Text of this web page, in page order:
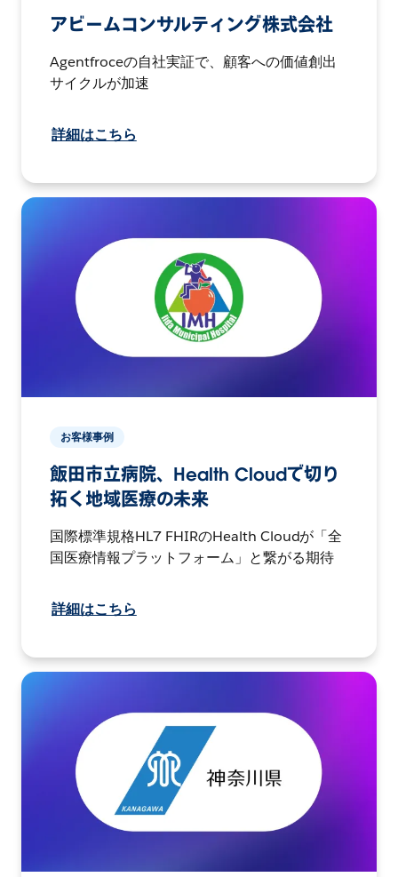
アビームコンサルティング株式会社
Agentfroceの自社実証で、顧客への価値創出
サイクルが加速
詳細はこちら
お客様事例
飯田市立病院、Health Cloudで切り
拓く地域医療の未来
国際標準規格HL7 FHIRのHealth Cloudが「全
国医療情報プラットフォーム」と繋がる期待
詳細はこちら